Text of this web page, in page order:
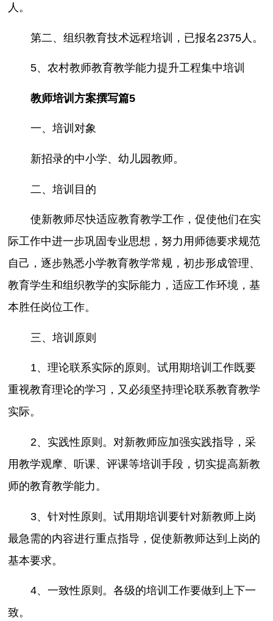
人。
第二、组织教育技术远程培训，已报名2375人。
5、农村教师教育教学能力提升工程集中培训
教师培训方案撰写篇5
一、培训对象
新招录的中小学、幼儿园教师。
二、培训目的
使新教师尽快适应教育教学工作，促使他们在实
际工作中进一步巩固专业思想，努力用师德要求规范
自己，逐步熟悉小学教育教学常规，初步形成管理、
教育学生和组织教学的实际能力，适应工作环境，基
本胜任岗位工作。
三、培训原则
1、理论联系实际的原则。试用期培训工作既要
重视教育理论的学习，又必须坚持理论联系教育教学
实际。
2、实践性原则。对新教师应加强实践指导，采
用教学观摩、听课、评课等培训手段，切实提高新教
师的教育教学能力。
3、针对性原则。试用期培训要针对新教师上岗
最急需的内容进行重点指导，促使新教师达到上岗的
基本要求。
4、一致性原则。各级的培训工作要做到上下一
致。